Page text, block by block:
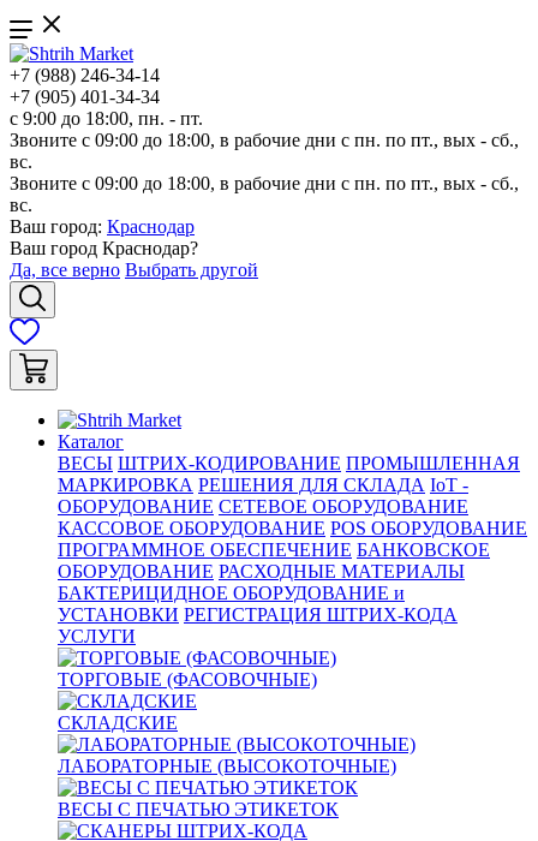
+7 (988) 246-34-14
+7 (905) 401-34-34
с 9:00 до 18:00, пн. - пт.
Звоните с 09:00 до 18:00, в рабочие дни с пн. по пт., вых - сб.,
вс.
Звоните с 09:00 до 18:00, в рабочие дни с пн. по пт., вых - сб.,
вс.
Ваш город: Краснодар
Ваш город Краснодар?
Да, все верно Выбрать другой
Каталог
ВЕСЫ ШТРИХ-КОДИРОВАНИЕ ПРОМЫШЛЕННАЯ
МАРКИРОВКА РЕШЕНИЯ ДЛЯ СКЛАДА IoT -
ОБОРУДОВАНИЕ СЕТЕВОЕ ОБОРУДОВАНИЕ
КАССОВОЕ ОБОРУДОВАНИЕ POS ОБОРУДОВАНИЕ
ПРОГРАММНОЕ ОБЕСПЕЧЕНИЕ БАНКОВСКОЕ
ОБОРУДОВАНИЕ РАСХОДНЫЕ МАТЕРИАЛЫ
БАКТЕРИЦИДНОЕ ОБОРУДОВАНИЕ и
УСТАНОВКИ РЕГИСТРАЦИЯ ШТРИХ-КОДА
УСЛУГИ
ТОРГОВЫЕ (ФАСОВОЧНЫЕ)
СКЛАДСКИЕ
ЛАБОРАТОРНЫЕ (ВЫСОКОТОЧНЫЕ)
ВЕСЫ С ПЕЧАТЬЮ ЭТИКЕТОК